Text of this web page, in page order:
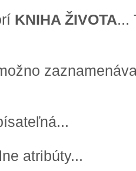
KNIHA ŽIVOTA...
atribúty...